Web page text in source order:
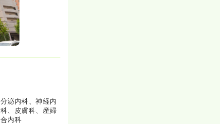
泌内科、神経内
、皮膚科、産婦
内科